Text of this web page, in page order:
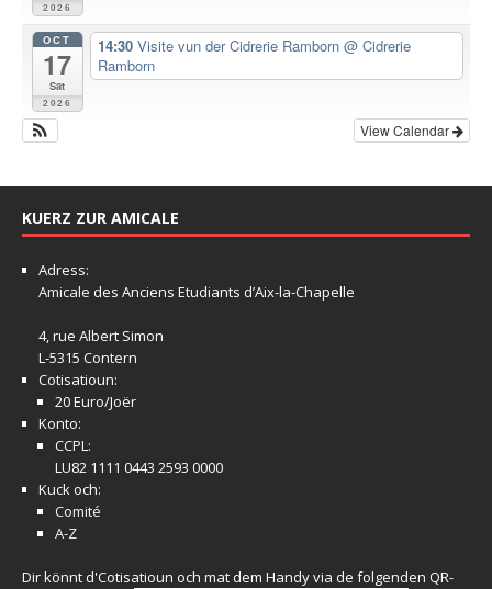
2026
OCT
17
Sat
2026
14:30 Visite vun der Cidrerie Ramborn @ Cidrerie
Ramborn
View Calendar
KUERZ ZUR AMICALE
Adress:
Amicale des Anciens Etudiants d’Aix-la-Chapelle
4, rue Albert Simon
L-5315 Contern
Cotisatioun:
20 Euro/Joër
Konto:
CCPL:
LU82 1111 0443 2593 0000
Kuck och:
Comité
A-Z
Dir könnt d'Cotisatioun och mat dem Handy via de folgenden QR-